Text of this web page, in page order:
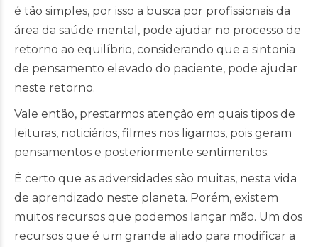
é tão simples, por isso a busca por profissionais da
área da saúde mental, pode ajudar no processo de
retorno ao equilíbrio, considerando que a sintonia
de pensamento elevado do paciente, pode ajudar
neste retorno.
Vale então, prestarmos atenção em quais tipos de
leituras, noticiários, filmes nos ligamos, pois geram
pensamentos e posteriormente sentimentos.
É certo que as adversidades são muitas, nesta vida
de aprendizado neste planeta. Porém, existem
muitos recursos que podemos lançar mão. Um dos
recursos que é um grande aliado para modificar a